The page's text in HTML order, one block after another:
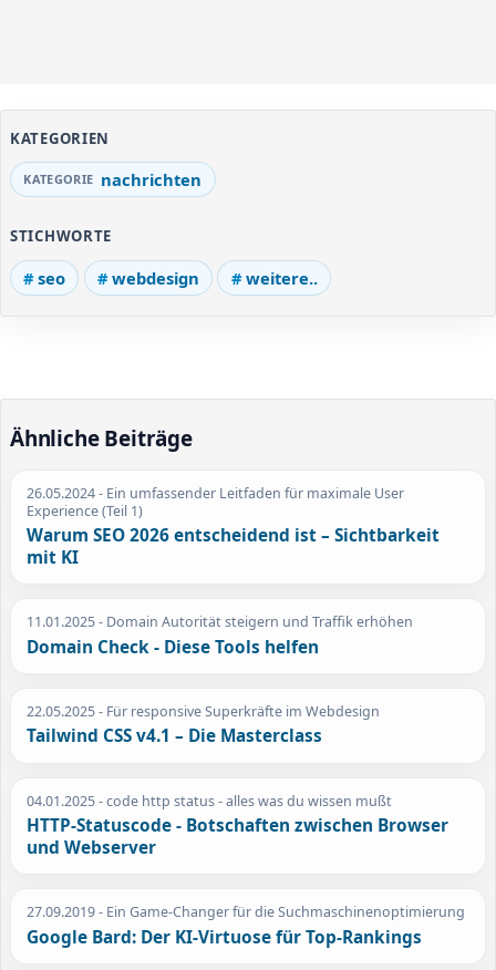
KATEGORIEN
nachrichten
STICHWORTE
seo webdesign weitere..
Ähnliche Beiträge
26.05.2024- Ein umfassender Leitfaden für maximale User
Experience (Teil 1)
Warum SEO 2026 entscheidend ist – Sichtbarkeit
mit KI
11.01.2025- Domain Autorität steigern und Traffik erhöhen
Domain Check - Diese Tools helfen
22.05.2025- Für responsive Superkräfte im Webdesign
Tailwind CSS v4.1 – Die Masterclass
04.01.2025- code http status - alles was du wissen mußt
HTTP-Statuscode - Botschaften zwischen Browser
und Webserver
27.09.2019- Ein Game-Changer für die Suchmaschinenoptimierung
Google Bard: Der KI-Virtuose für Top-Rankings